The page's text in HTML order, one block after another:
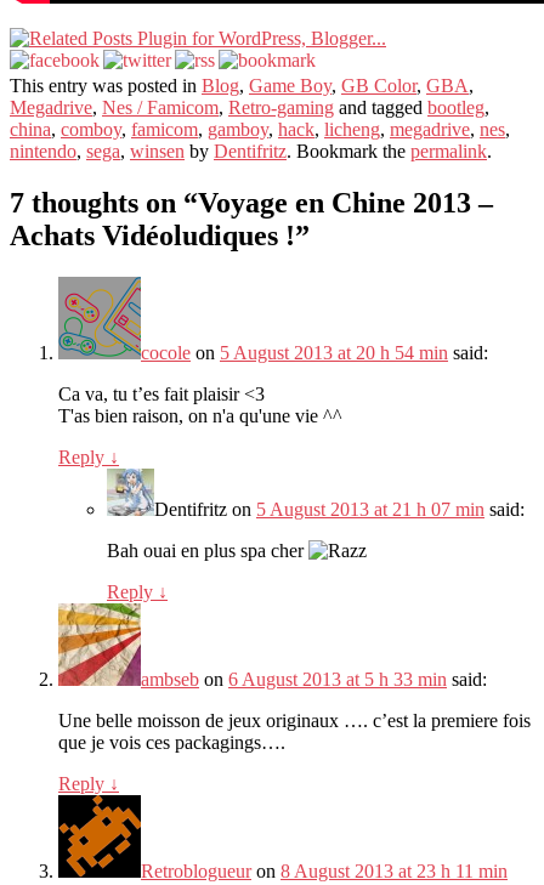
This entry was posted in Blog, Game Boy, GB Color, GBA,
Megadrive, Nes / Famicom, Retro-gaming and tagged bootleg,
china, comboy, famicom, gamboy, hack, licheng, megadrive, nes,
nintendo, sega, winsen by Dentifritz. Bookmark the permalink.
7 thoughts on “Voyage en Chine 2013 –
Achats Vidéoludiques !”
cocole on 5 August 2013 at 20 h 54 min said:
Ca va, tu t’es fait plaisir <3
T'as bien raison, on n'a qu'une vie ^^
Reply ↓
Dentifritz on 5 August 2013 at 21 h 07 min said:
Bah ouai en plus spa cher
Reply ↓
ambseb on 6 August 2013 at 5 h 33 min said:
Une belle moisson de jeux originaux …. c’est la premiere fois
que je vois ces packagings….
Reply ↓
Retroblogueuron 8 August 2013 at 23 h 11 min